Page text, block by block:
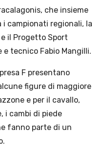
che insieme
i campionati regionali, la
il Progetto Sport
tecnico Fabio Mangilli.
F presentano
figure di maggiore
e per il cavallo,
i cambi di piede
fanno parte di un